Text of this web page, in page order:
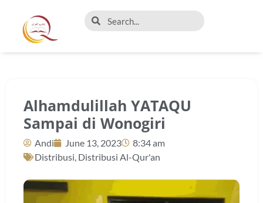
Alhamdulillah YATAQU
Sampai di Wonogiri
Andi June 13, 2023
8:34 am
Distribusi, Distribusi Al-Qur'an